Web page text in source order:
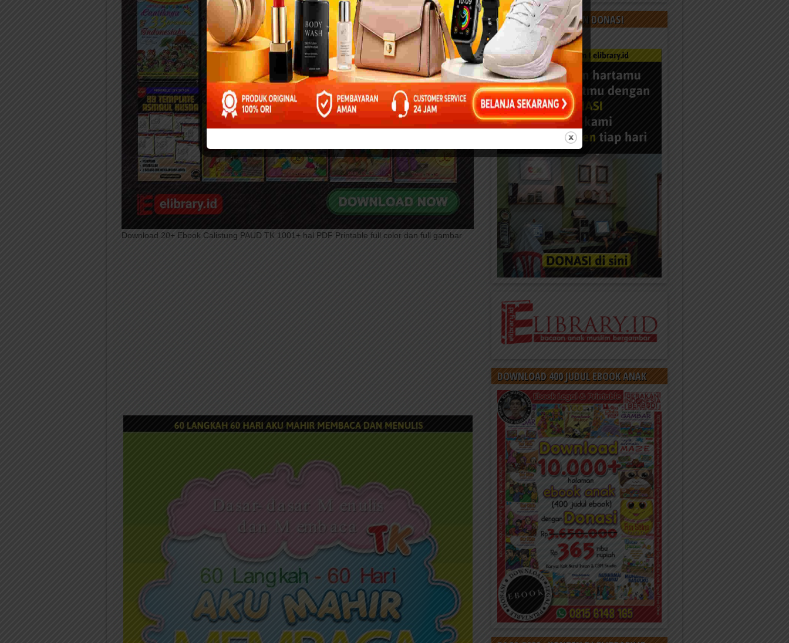
Download 20+ Ebook Calistung PAUD TK 1001+ hal PDF Printable full color dan full gambar
BANTU KAMI DENGAN DONASI
DOWNLOAD 400 JUDUL EBOOK ANAK